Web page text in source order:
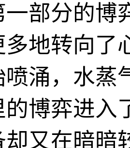
一部分的博
地转向了
喷涌，水蒸
的博弈进入
却又在暗暗